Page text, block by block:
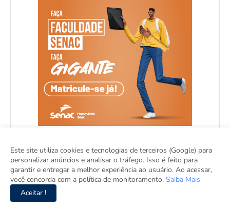
Este site utiliza cookies e tecnologias de terceiros (Google) para
personalizar anúncios e analisar o tráfego. Isso é feito para
garantir e entregar a melhor experiência ao usuário. Ao acessar,
você concorda com a política de monitoramento. Saiba Mais
Aceitar !